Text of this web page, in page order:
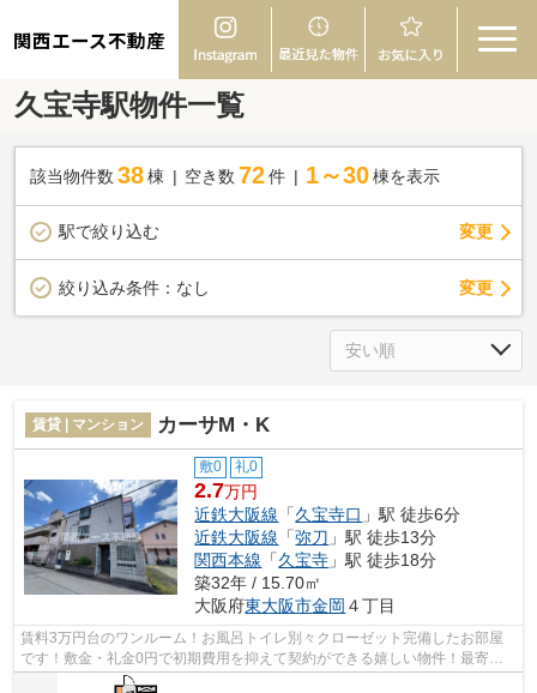
関西エース不動産
久宝寺駅物件一覧
該当物件数 38棟 空き数 72 件 1～30 棟を表示
駅で絞り込む 変更
絞り込み条件： なし 変更
賃貸 | マンション カーサM・K
敷0 礼0
2.7万円
近鉄大阪線 「久宝寺口 」駅 徒歩6分
近鉄大阪線 「弥刀 」駅 徒歩13分
関西本線 「久宝寺 」駅 徒歩18分
築32年 / 15.70㎡
大阪府東大阪市金岡 ４丁目
賃料3万円台のワンルーム！お風呂トイレ別々クローゼット完備したお部屋
です！敷金・礼金0円で初期費用を抑えて契約ができる嬉しい物件！最寄の
久宝寺口駅までのアクセスもしやすく通...